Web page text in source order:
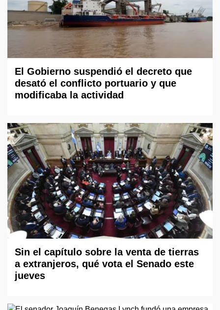
El Gobierno suspendió el decreto que
desató el conflicto portuario y que
modificaba la actividad
Sin el capítulo sobre la venta de tierras
a extranjeros, qué vota el Senado este
jueves